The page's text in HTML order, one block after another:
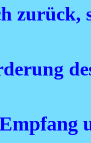
zurück,